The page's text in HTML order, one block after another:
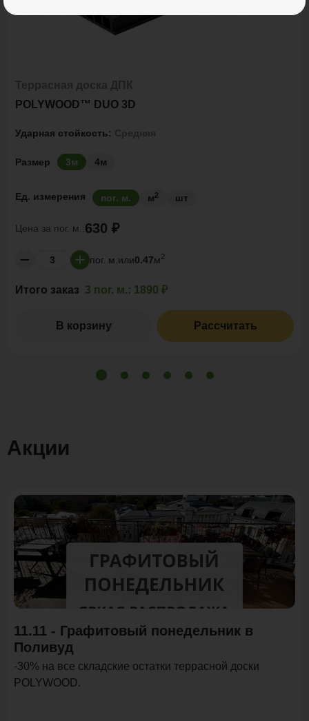
POLYWOOD™ DUO 3D
Ударная стойкость:
Размер 3м 4м
Ед. измерения пог. м. м2 шт
Цена за пог. м.:630 ₽
пог. м. или0.47м2
Итого заказ 3 пог. м.: 1890 ₽
В корзину Рассчитать
Акции
Акция
11.11 - Графитовый понедельник в
Поливуд
-30% на все складские остатки террасной доски
POLYWOOD.